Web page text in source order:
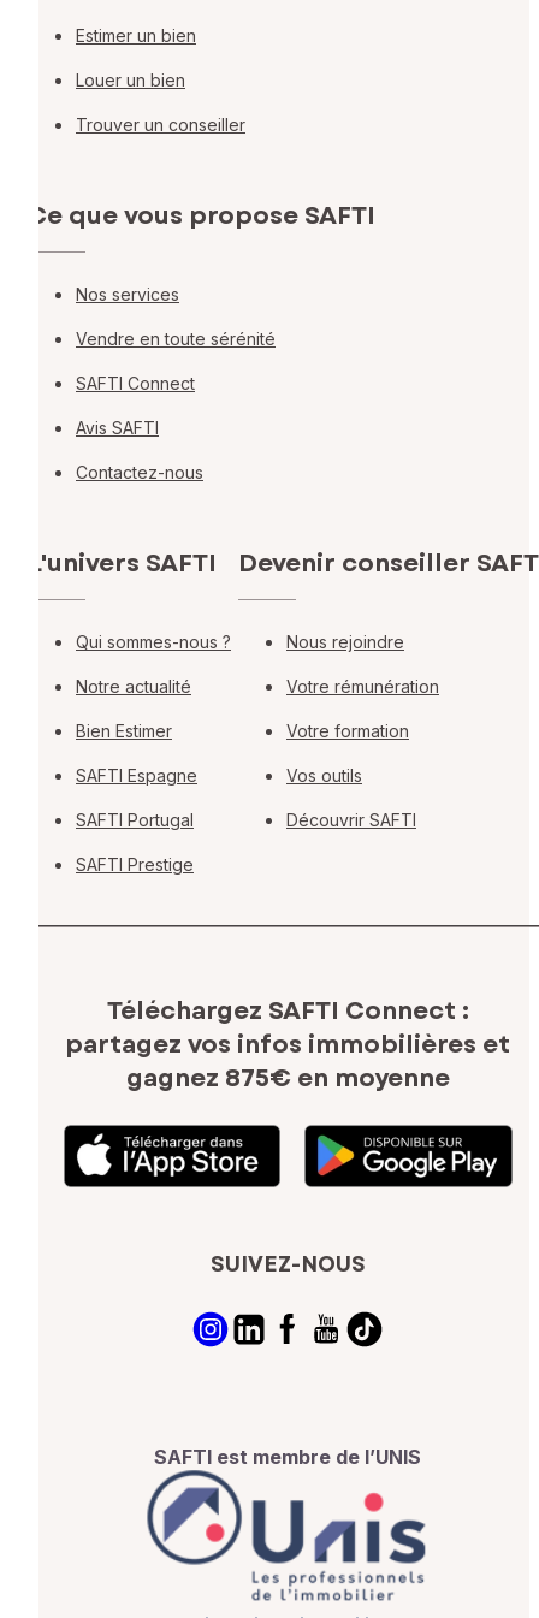
Estimer un bien
Louer un bien
Trouver un conseiller
Ce que vous propose SAFTI
Nos services
Vendre en toute sérénité
SAFTI Connect
Avis SAFTI
Contactez-nous
L'univers SAFTI
Qui sommes-nous ?
Notre actualité
Bien Estimer
SAFTI Espagne
SAFTI Portugal
SAFTI Prestige
Devenir conseiller
Nous rejoindre
Votre rémunération
Votre formation
Vos outils
Découvrir SAFTI
Téléchargez SAFTI Connect :
partagez vos infos immobilières et
gagnez 875€ en moyenne
SUIVEZ-NOUS
SAFTI est membre de l’UNIS